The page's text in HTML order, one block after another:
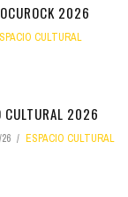
2026
CULTURAL
CULTURAL 2026
ESPACIO CULTURAL